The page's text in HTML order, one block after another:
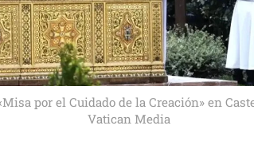
por el Cuidado de la Creación» en
Vatican Media